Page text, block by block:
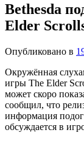
Bethesda
Elder
Опубликовано в
Окружённая
игры The Elder
может скоро
сообщил, что
информация
обсуждается в